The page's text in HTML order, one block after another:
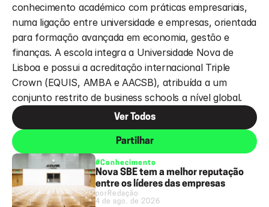
conhecimento académico com práticas empresariais,
numa ligação entre universidade e empresas, orientada
para formação avançada em economia, gestão e
finanças. A escola integra a Universidade Nova de
Lisboa e possui a acreditação internacional Triple
Crown (EQUIS, AMBA e AACSB), atribuída a um
conjunto restrito de business schools a nível global.
Ver Todos
Partilhar
#Conhecimento
Nova SBE tem a melhor reputação
entre os líderes das empresas
por Redação
4 de ago. de 2026